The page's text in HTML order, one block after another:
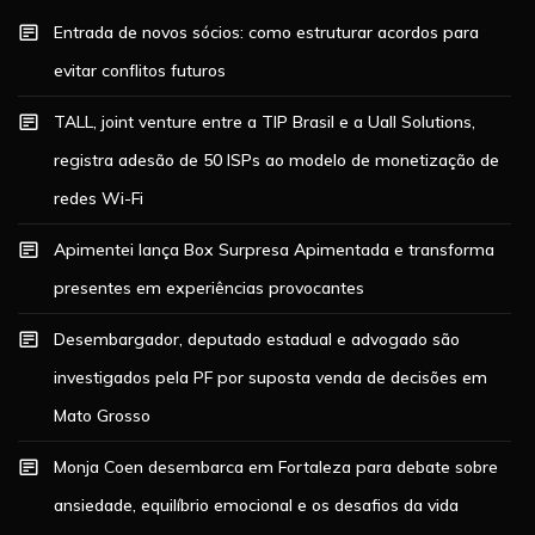
Entrada de novos sócios: como estruturar acordos para
evitar conflitos futuros
TALL, joint venture entre a TIP Brasil e a Uall Solutions,
registra adesão de 50 ISPs ao modelo de monetização de
redes Wi-Fi
Apimentei lança Box Surpresa Apimentada e transforma
presentes em experiências provocantes
Desembargador, deputado estadual e advogado são
investigados pela PF por suposta venda de decisões em
Mato Grosso
Monja Coen desembarca em Fortaleza para debate sobre
ansiedade, equilíbrio emocional e os desafios da vida